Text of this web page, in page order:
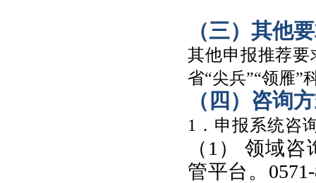
（三）其他
其他申报推荐要
省“尖兵”“领雁”
（四）咨询
1．申报系统咨
（1） 领域
管平台。